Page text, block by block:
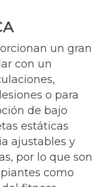
un gran
con un
o para
de bajo
estáticas
ajustables y
por lo que son
como